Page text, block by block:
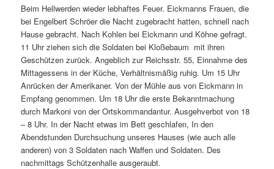
Beim Hellwerden wieder lebhaftes Feuer. Eickmanns Frauen, die
bei Engelbert Schröer die Nacht zugebracht hatten, schnell nach
Hause gebracht. Nach Kohlen bei Eickmann und Köhne gefragt.
11 Uhr ziehen sich die Soldaten bei Kloßebaum mit ihren
Geschützen zurück. Angeblich zur Reichsstr. 55, Einnahme des
Mittagessens in der Küche, Verhältnismäßig ruhig. Um 15 Uhr
Anrücken der Amerikaner. Von der Mühle aus von Eickmann in
Empfang genommen. Um 18 Uhr die erste Bekanntmachung
durch Markoni von der Ortskommandantur. Ausgehverbot von 18
– ­8 Uhr. In der Nacht etwas im Bett geschlafen, In den
Abendstunden Durchsuchung unseres Hauses (wie auch alle
anderen) von 3 Soldaten nach Waffen und Soldaten. Des
nachmittags Schützenhalle ausgeraubt.